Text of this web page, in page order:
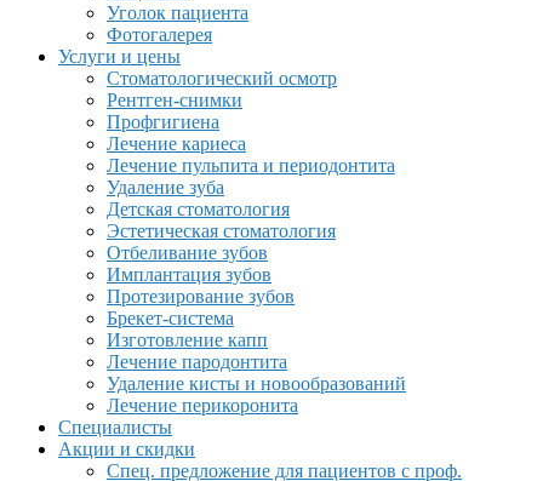
Уголок пациента
Фотогалерея
Услуги и цены
Стоматологический осмотр
Рентген-снимки
Профгигиена
Лечение кариеса
Лечение пульпита и периодонтита
Удаление зуба
Детская стоматология
Эстетическая стоматология
Отбеливание зубов
Имплантация зубов
Протезирование зубов
Брекет-система
Изготовление капп
Лечение пародонтита
Удаление кисты и новообразований
Лечение перикоронита
Специалисты
Акции и скидки
Спец. предложение для пациентов с проф.